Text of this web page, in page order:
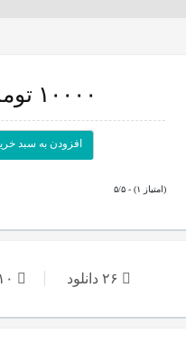
۱۰۰۰۰ تومان
افزودن به سبد
۵/۵ - (۱ امتیاز)